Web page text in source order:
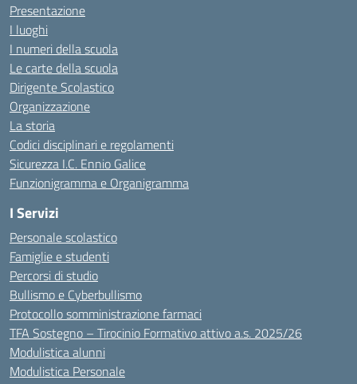
Presentazione
I luoghi
I numeri della scuola
Le carte della scuola
Dirigente Scolastico
Organizzazione
La storia
Codici disciplinari e regolamenti
Sicurezza I.C. Ennio Galice
Funzionigramma e Organigramma
I Servizi
Personale scolastico
Famiglie e studenti
Percorsi di studio
Bullismo e Cyberbullismo
Protocollo somministrazione farmaci
TFA Sostegno – Tirocinio Formativo attivo a.s. 2025/26
Modulistica alunni
Modulistica Personale